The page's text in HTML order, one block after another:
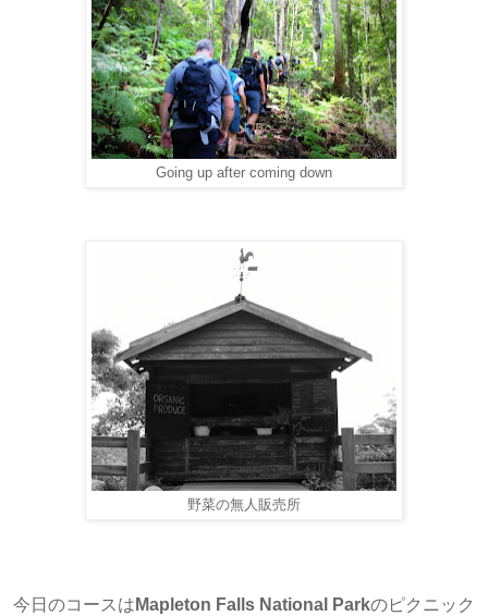
Going up after coming down
野菜の無人販売所
今日のコースは Mapleton Falls National Parkのピクニック